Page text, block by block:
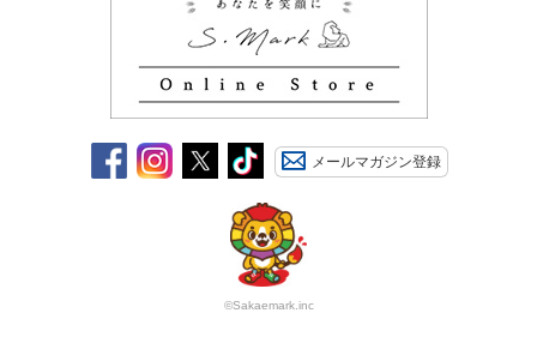
メールマガジン登録
©Sakaemark.inc